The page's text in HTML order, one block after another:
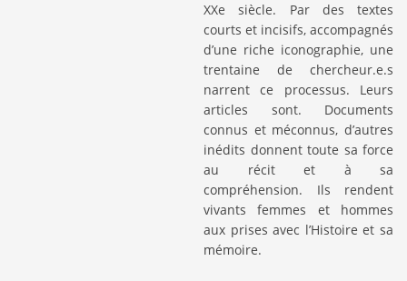
XXe siècle. Par des textes
courts et incisifs, accompagnés
d’une riche iconographie, une
trentaine de chercheur.e.s
narrent ce processus. Leurs
articles sont. Documents
connus et méconnus, d’autres
inédits donnent toute sa force
au récit et à sa
compréhension. Ils rendent
vivants femmes et hommes
aux prises avec l’Histoire et sa
mémoire.